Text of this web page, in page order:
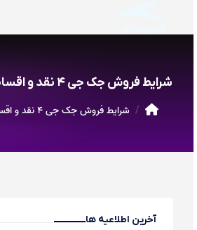
شرایط فروش جک جی ۴ نقد و اقساطی در۱۲ آبان ۱۴۰۳
شرایط فروش جک جی ۴ نقد و اقساطی در۱۲ آبان ۱۴۰۳
آخرین اطلاعیه ها